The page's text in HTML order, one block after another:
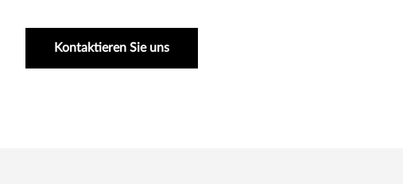
Kontaktieren Sie uns